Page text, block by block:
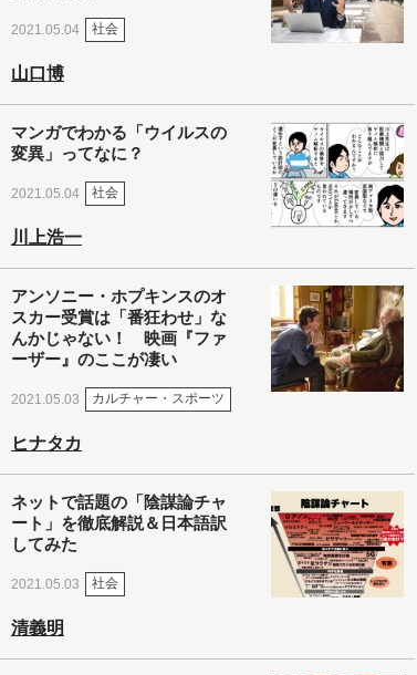
2021.05.04 社会
山口博
マンガでわかる「ウイルスの
変異」ってなに？
2021.05.04 社会
川上浩一
アンソニー・ホプキンスのオ
スカー受賞は「番狂わせ」な
んかじゃない！ 映画『ファ
ーザー』のここが凄い
2021.05.03 カルチャー・スポーツ
ヒナタカ
ネットで話題の「陰謀論チャ
ート」を徹底解説＆日本語訳
してみた
2021.05.03 社会
清義明